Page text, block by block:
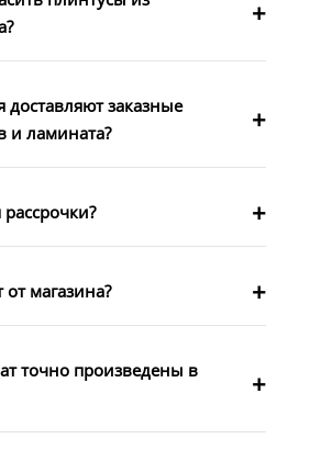
доставляют заказные
и ламината?
от магазина?
точно произведены в